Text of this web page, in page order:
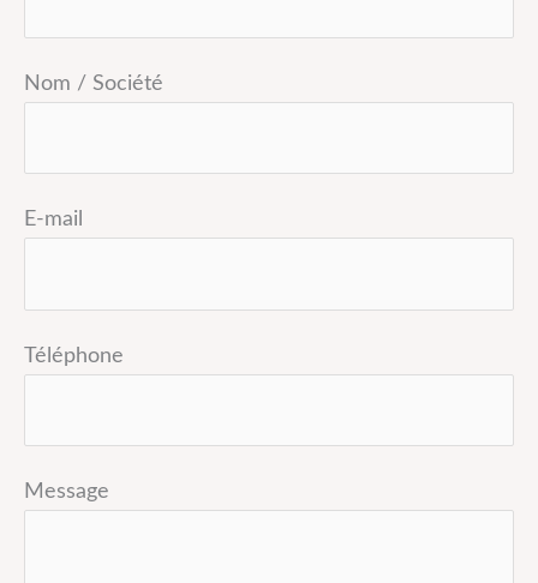
Nom / Société
E-mail
Téléphone
Message